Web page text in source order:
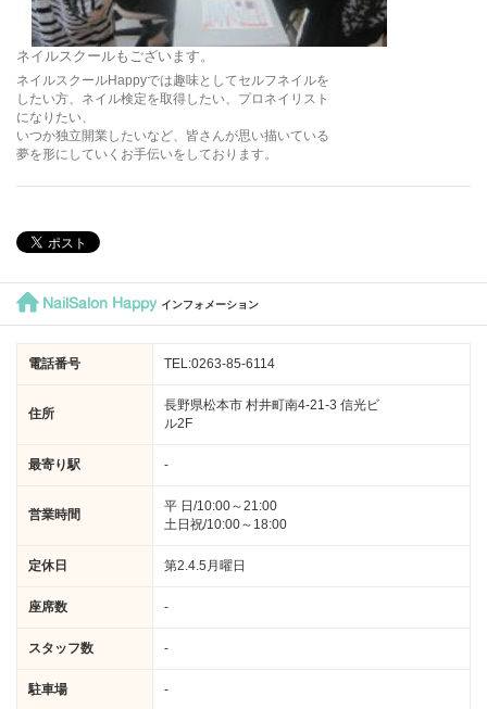
ネイルスクールもございます。
ネイルスクールHappyでは趣味としてセルフネイルを
したい方、ネイル検定を取得したい、プロネイリスト
になりたい、
いつか独立開業したいなど、皆さんが思い描いている
夢を形にしていくお手伝いをしております。
NailSalon Happy インフォメーション
電話番号 TEL:0263-85-6114
住所
長野県松本市 村井町南4-21-3 信光ビ
ル2F
最寄り駅 -
営業時間
平 日/10:00～21:00
土日祝/10:00～18:00
定休日 第2.4.5月曜日
座席数 -
スタッフ数 -
駐車場 -